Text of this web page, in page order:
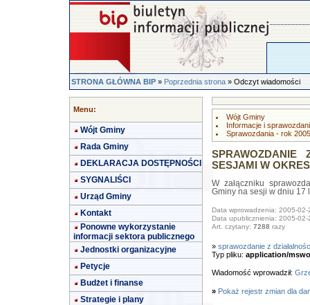
STRONA GŁÓWNA BIP»Poprzednia strona» Odczyt wiadomości
Menu:
Wójt Gminy
Rada Gminy
DEKLARACJA DOSTĘPNOŚCI
SYGNALIŚCI
Urząd Gminy
Kontakt
Ponowne wykorzystanie
informacji sektora publicznego
Jednostki organizacyjne
Petycje
Budżet i finanse
Strategie i plany
Wójt Gminy
Informacje i
Sprawozdania - rok 2005
SPRAWOZDANIE
SESJAMI W
W załączniku
Gminy na sesji w dniu 17
Data wprowadzenia: 2005-02-
Data upublicznienia: 2005-02-
Art. czytany: 7288 razy
» sprawozdanie z
Typ pliku: application/
Wiadomość wprowadził:
» Pokaż rejestr zmian dla